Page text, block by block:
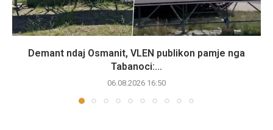
Demant ndaj Osmanit, VLEN publikon pamje nga
Tabanoci:...
06.08.2026 16:50